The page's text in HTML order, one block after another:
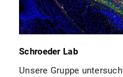
Schroeder Lab
Unsere Gruppe